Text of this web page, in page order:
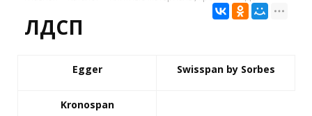
ЛДСП
Egger Swisspan by Sorbes
Kronospan